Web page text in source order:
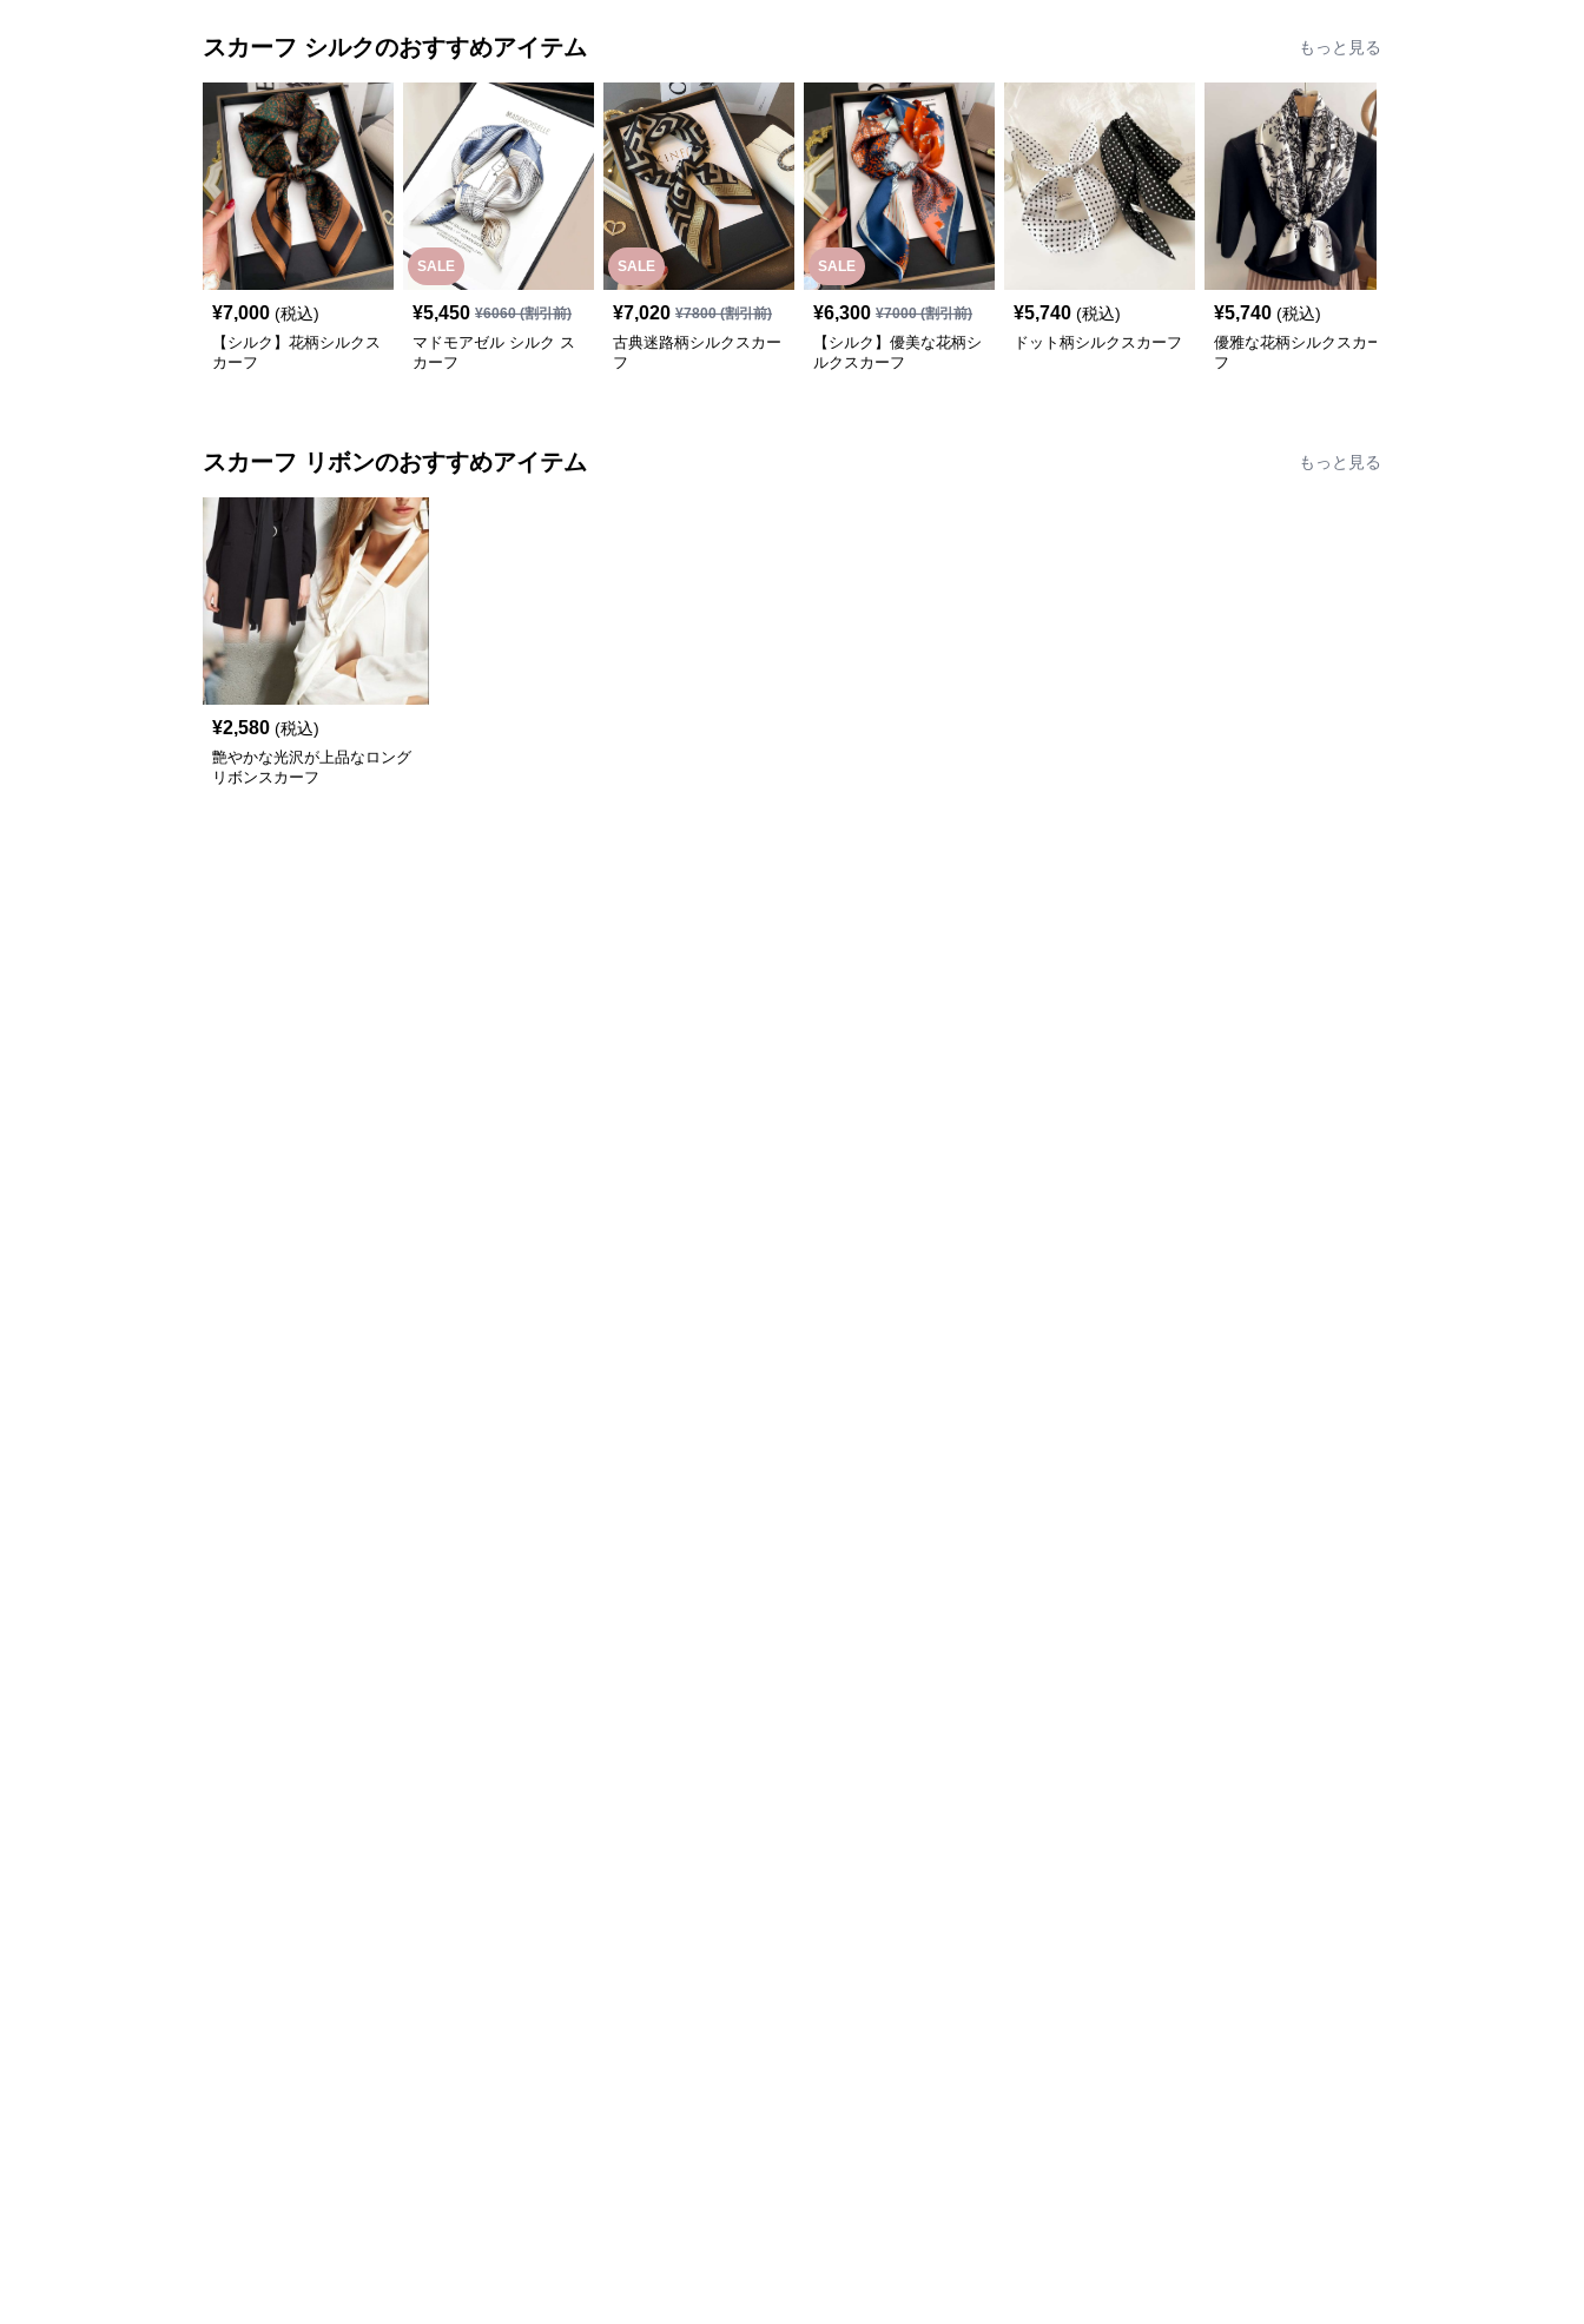
スカーフ シルクのおすすめアイテム もっと見る
¥7,000 (税込)
【シルク】花柄シルクス
カーフ
SALE
¥5,450 ¥6060(割引前)
マドモアゼル シルク ス
カーフ
SALE
¥7,020 ¥7800(割引前)
古典迷路柄シルクスカー
フ
SALE
¥6,300 ¥7000(割引前)
【シルク】優美な花柄シ
ルクスカーフ
¥5,740 (税込)
ドット柄シルクスカーフ
¥5,740 (税込)
優雅な花柄シルクスカー
フ
スカーフ リボンのおすすめアイテム もっと見る
¥2,580 (税込)
艶やかな光沢が上品なロング
リボンスカーフ